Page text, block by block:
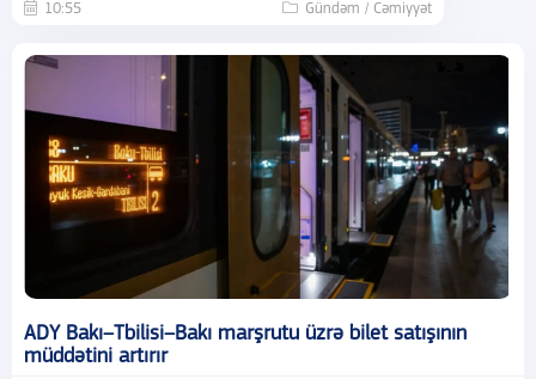
10:55 Gündəm / Cəmiyyət
ADY Bakı–Tbilisi–Bakı marşrutu üzrə bilet satışının
müddətini artırır